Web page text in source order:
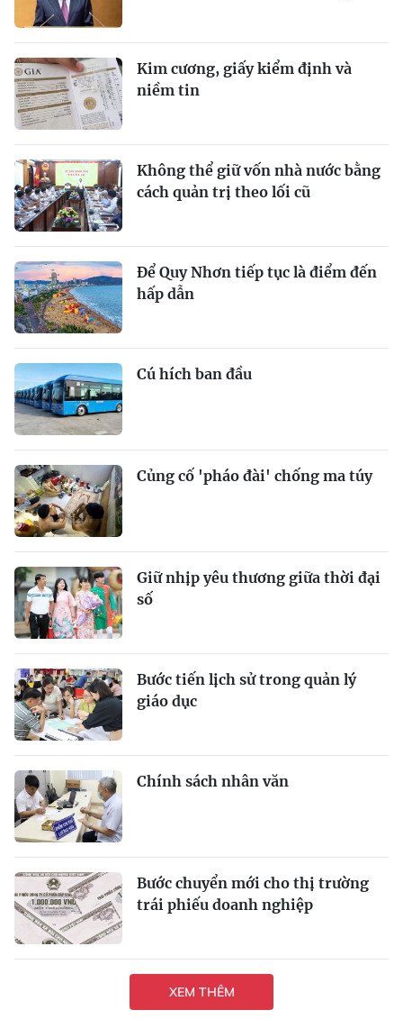
Kim cương, giấy kiểm định và
niềm tin
Không thể giữ vốn nhà nước bằng
cách quản trị theo lối cũ
Để Quy Nhơn tiếp tục là điểm đến
hấp dẫn
Cú hích ban đầu
Củng cố 'pháo đài' chống ma túy
Giữ nhịp yêu thương giữa thời đại
số
Bước tiến lịch sử trong quản lý
giáo dục
Chính sách nhân văn
Bước chuyển mới cho thị trường
trái phiếu doanh nghiệp
XEM THÊM